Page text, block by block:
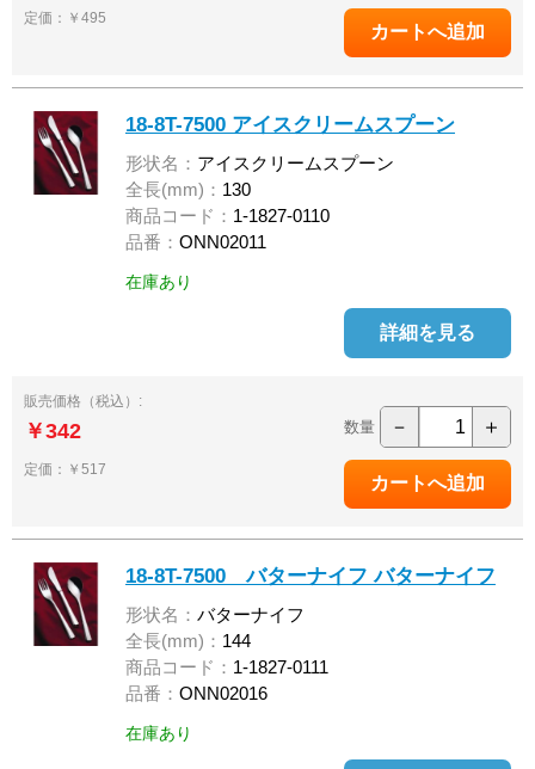
定価：￥495
18-8T-7500 アイスクリームスプーン
形状名： アイスクリームスプーン
全長(mm)： 130
商品コード： 1-1827-0110
品番： ONN02011
在庫あり
詳細を見る
販売価格（税込）:
￥342
定価：￥517
数量 － ＋
18-8T-7500 バターナイフ バターナイフ
形状名： バターナイフ
全長(mm)： 144
商品コード： 1-1827-0111
品番： ONN02016
在庫あり